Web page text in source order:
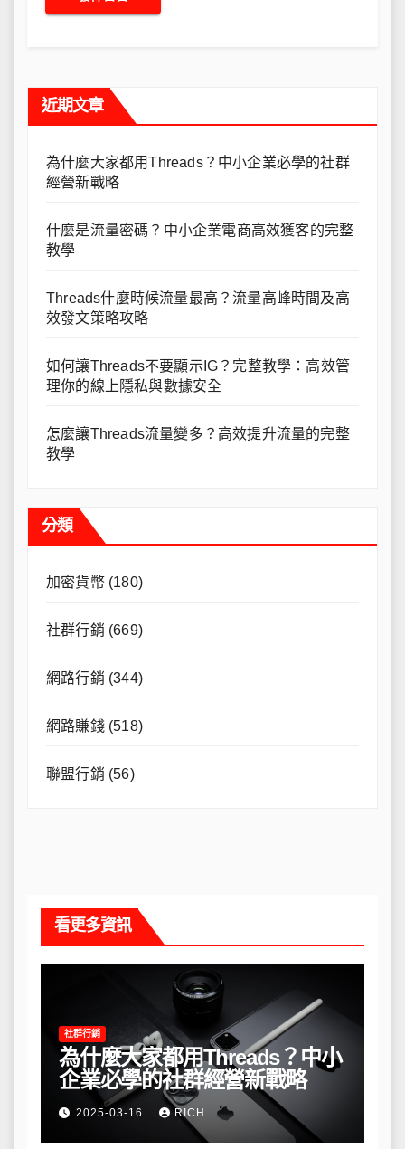
近期文章
為什麼大家都用Threads？中小企業必學的社群
經營新戰略
什麼是流量密碼？中小企業電商高效獲客的完整
教學
Threads什麼時候流量最高？流量高峰時間及高
效發文策略攻略
如何讓Threads不要顯示IG？完整教學：高效管
理你的線上隱私與數據安全
怎麼讓Threads流量變多？高效提升流量的完整
教學
分類
加密貨幣(180)
社群行銷 (669)
網路行銷 (344)
網路賺錢(518)
聯盟行銷 (56)
看更多資訊
社群行銷
為什麼大家都用Threads？中小
企業必學的社群經營新戰略
2025-03-16 RICH